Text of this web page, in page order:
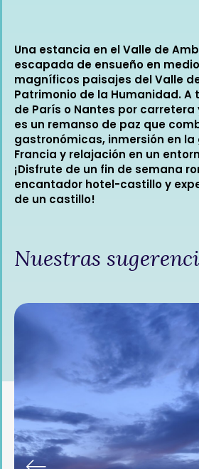
Una estancia en el Valle de
escapada de ensueño en
magníficos paisajes del Valle
Patrimonio de la Humanidad. A
de París o Nantes por carretera
es un remanso de paz que
gastronómicas, inmersión en
Francia y relajación en un
¡Disfrute de un fin de semana
encantador hotel-castillo y
de un castillo!
Nuestras